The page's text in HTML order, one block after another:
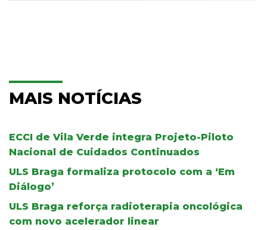
MAIS NOTÍCIAS
ECCI de Vila Verde integra Projeto-Piloto
Nacional de Cuidados Continuados
ULS Braga formaliza protocolo com a ‘Em
Diálogo’
ULS Braga reforça radioterapia oncológica
com novo acelerador linear